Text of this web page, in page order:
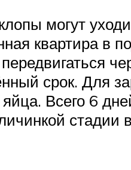
могут
квартира в
срок. Для
Всего 6
стадии